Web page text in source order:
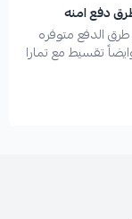
دفع امنه
الدفع متوفره
تقسيط مع تمارا